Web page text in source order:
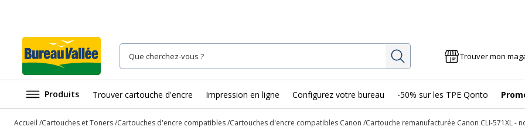
Rechercher Trouver mon
Produits Trouver cartouche d'encre Impression en ligne Configurez votre bureau -50% sur les TPE Qonto
Accueil Cartouches et Toners Cartouches d'encre compatibles Cartouches d'encre compatibles Canon Cartouche remanufacturée Canon CLI-571XL -